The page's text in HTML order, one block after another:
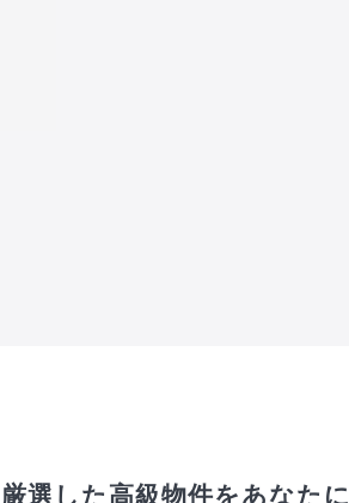
厳選した高級物件をあなたに